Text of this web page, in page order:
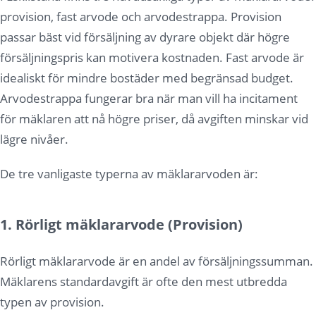
provision, fast arvode och arvodestrappa. Provision
passar bäst vid försäljning av dyrare objekt där högre
försäljningspris kan motivera kostnaden. Fast arvode är
idealiskt för mindre bostäder med begränsad budget.
Arvodestrappa fungerar bra när man vill ha incitament
för mäklaren att nå högre priser, då avgiften minskar vid
lägre nivåer.
De tre vanligaste typerna av mäklararvoden är:
1. Rörligt mäklararvode (Provision)
Rörligt mäklararvode är en andel av försäljningssumman.
Mäklarens standardavgift är ofte den mest utbredda
typen av provision.